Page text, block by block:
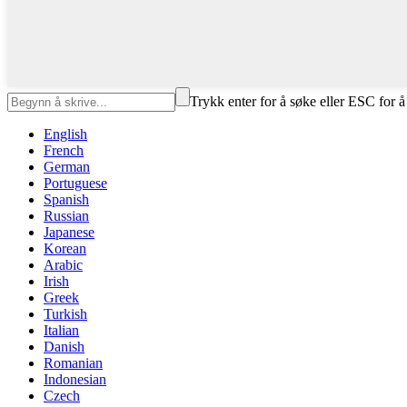
Trykk enter for å søke eller ESC for
English
French
German
Portuguese
Spanish
Russian
Japanese
Korean
Arabic
Irish
Greek
Turkish
Italian
Danish
Romanian
Indonesian
Czech